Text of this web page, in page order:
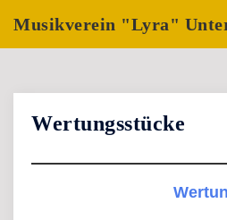
InhaltMusikverein "Lyra"
Wertungsstücke